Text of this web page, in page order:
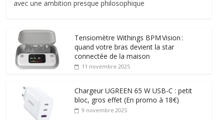
avec une ambition presque philosophique
Tensiomètre Withings BPM Vision :
quand votre bras devient la star
connectée de la maison
11 novembre 2025
Chargeur UGREEN 65 W USB-C : petit
bloc, gros effet (En promo à 18€)
9 novembre 2025